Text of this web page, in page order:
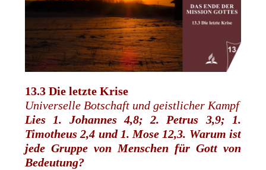
13.3 Die letzte Krise
Universelle Botschaft und geistlicher Kampf
Lies 1. Johannes 4,8; 2. Petrus 3,9; 1.
Timotheus 2,4 und 1. Mose 12,3. Warum ist
jede Gruppe von Menschen für Gott von
Bedeutung?